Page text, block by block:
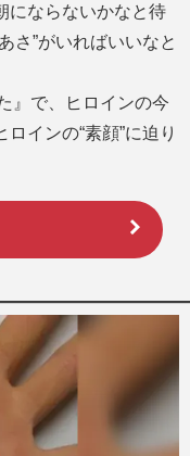
にならないかなと待
さ”がいればいいなと
』で、ヒロインの今
インの“素顔”に迫り